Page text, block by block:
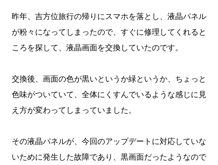
昨年、吉方位旅行の帰りにスマホを落とし、液晶パネル
が粉々になってしまったので、すぐに修理してくれると
ころを探して、液晶画面を交換していたのです。
交換後、画面の色が黒いというか緑というか、ちょっと
色味がついていて、全体にくすんでいるような感じに見
え方が変わってしまっていました。
その液晶パネルが、今回のアップデートに対応していな
いために発生した故障であり、黒画面だったようなので